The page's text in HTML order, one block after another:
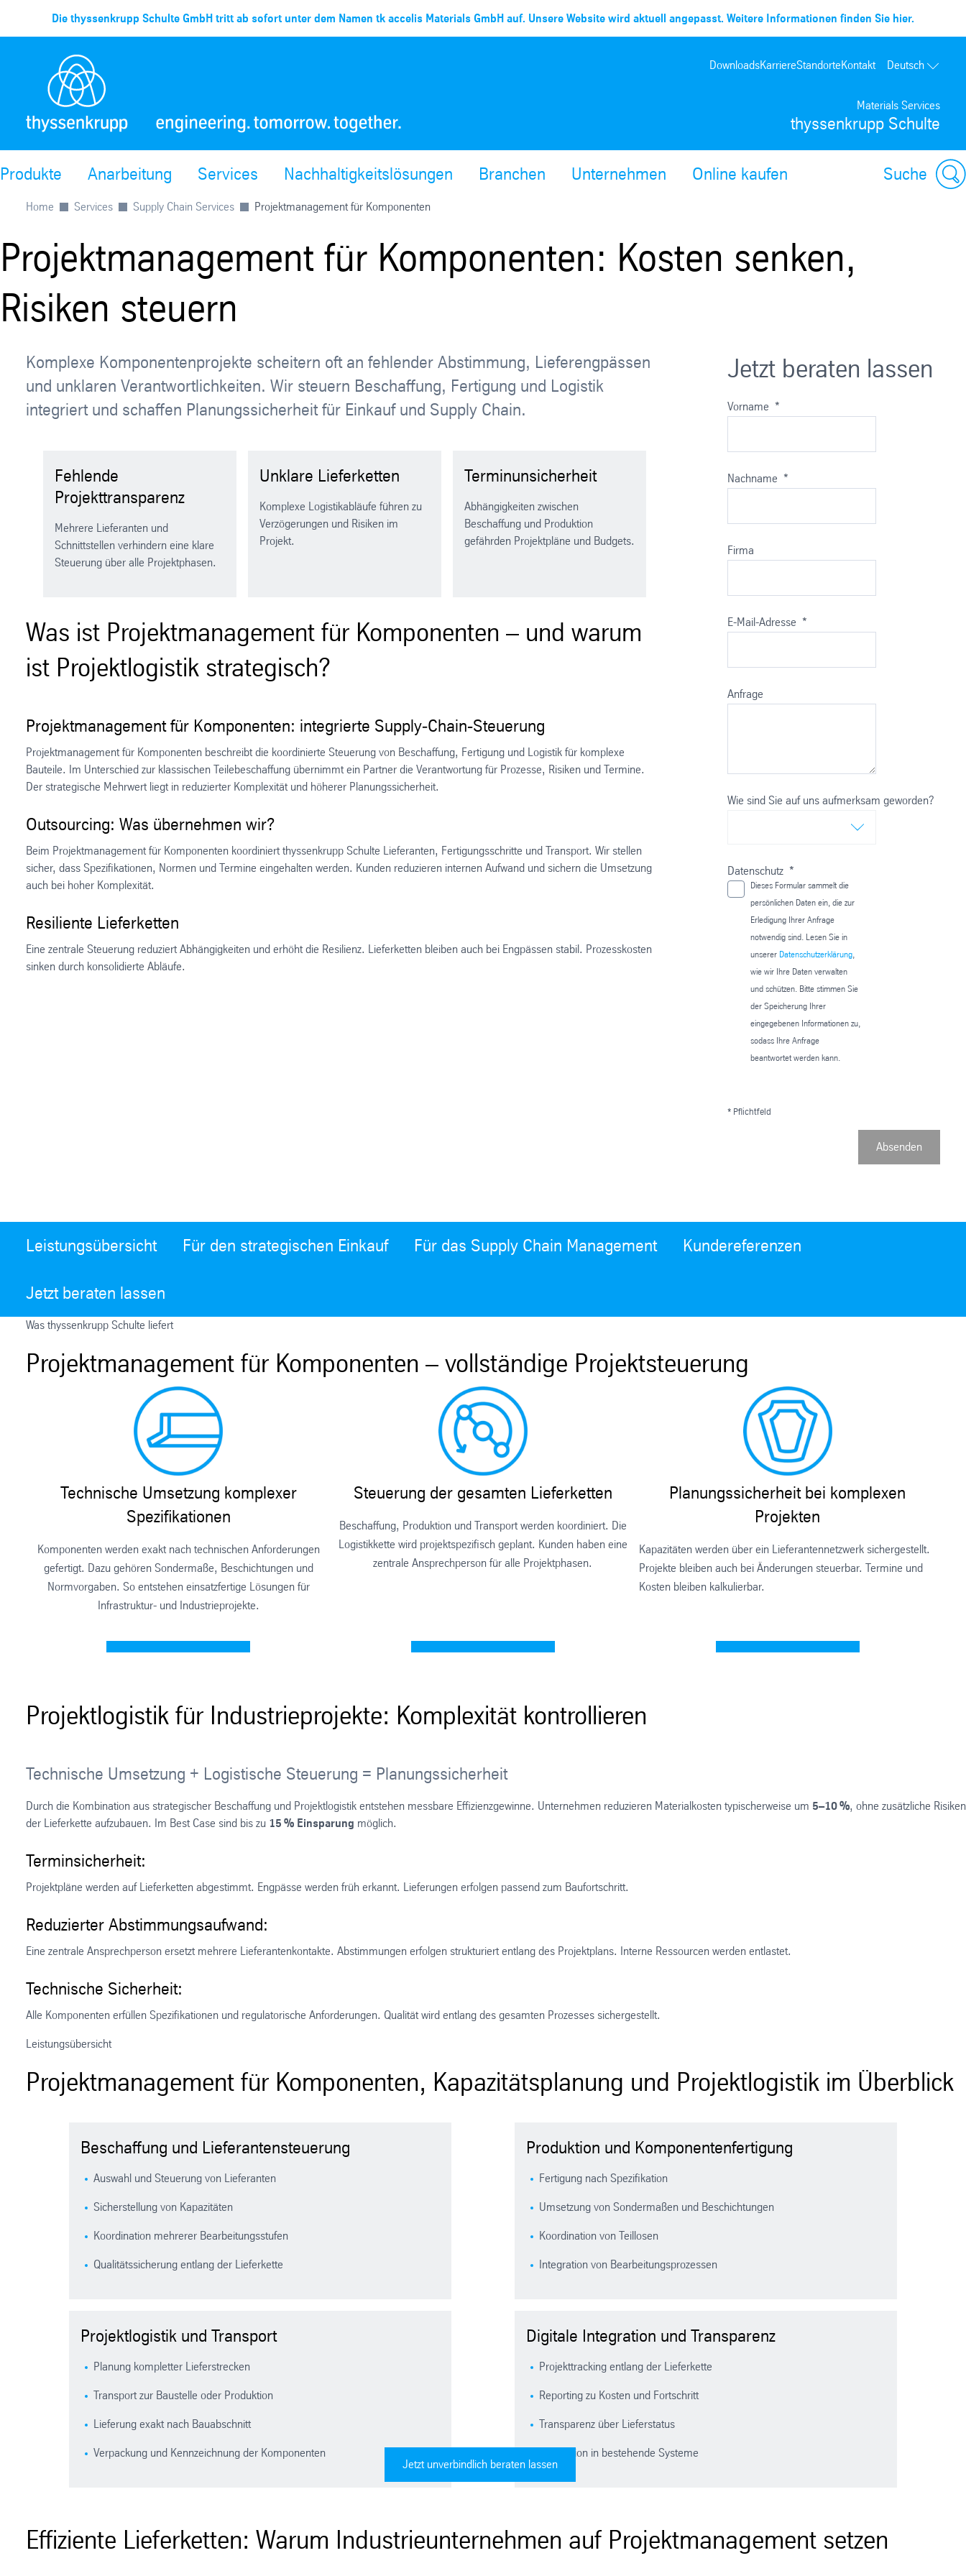
Die thyssenkrupp Schulte GmbH tritt ab sofort unter dem Namen tk accelis Materials GmbH auf. Unsere Website wird aktuell angepasst. Weitere Informationen finden Sie hier.
Materials Services
thyssenkrupp Schulte
DownloadsKarriereStandorteKontakt Deutsch
Produkte Anarbeitung Services Nachhaltigkeitslösungen Branchen Unternehmen Online kaufen Suche
Home Services Supply Chain Services Projektmanagement für Komponenten
Projektmanagement für Komponenten: Kosten senken,
Risiken steuern
Komplexe Komponentenprojekte scheitern oft an fehlender Abstimmung, Lieferengpässen
und unklaren Verantwortlichkeiten. Wir steuern Beschaffung, Fertigung und Logistik
integriert und schaffen Planungssicherheit für Einkauf und Supply Chain.
Fehlende
Projekttransparenz
Mehrere Lieferanten und
Schnittstellen verhindern eine klare
Steuerung über alle Projektphasen.
Unklare Lieferketten
Komplexe Logistikabläufe führen zu
Verzögerungen und Risiken im
Projekt.
Terminunsicherheit
Abhängigkeiten zwischen
Beschaffung und Produktion
gefährden Projektpläne und Budgets.
Was ist Projektmanagement für Komponenten – und warum
ist Projektlogistik strategisch?
Projektmanagement für Komponenten: integrierte Supply‑Chain-Steuerung
Projektmanagement für Komponenten beschreibt die koordinierte Steuerung von Beschaffung, Fertigung und Logistik für komplexe
Bauteile. Im Unterschied zur klassischen Teilebeschaffung übernimmt ein Partner die Verantwortung für Prozesse, Risiken und Termine.
Der strategische Mehrwert liegt in reduzierter Komplexität und höherer Planungssicherheit.
Outsourcing: Was übernehmen wir?
Beim Projektmanagement für Komponenten koordiniert thyssenkrupp Schulte Lieferanten, Fertigungsschritte und Transport. Wir stellen
sicher, dass Spezifikationen, Normen und Termine eingehalten werden. Kunden reduzieren internen Aufwand und sichern die Umsetzung
auch bei hoher Komplexität.
Resiliente Lieferketten
Eine zentrale Steuerung reduziert Abhängigkeiten und erhöht die Resilienz. Lieferketten bleiben auch bei Engpässen stabil. Prozesskosten
sinken durch konsolidierte Abläufe.
Jetzt beraten lassen
Vorname *
Nachname *
Firma
E-Mail-Adresse *
Anfrage
Wie sind Sie auf uns aufmerksam geworden?
Datenschutz *
Dieses Formular sammelt die
persönlichen Daten ein, die zur
Erledigung Ihrer Anfrage
notwendig sind. Lesen Sie in
unserer Datenschutzerklärung,
wie wir Ihre Daten verwalten
und schützen. Bitte stimmen Sie
der Speicherung Ihrer
eingegebenen Informationen zu,
sodass Ihre Anfrage
beantwortet werden kann.
* Pflichtfeld
Absenden
Leistungsübersicht Für den strategischen Einkauf Für das Supply Chain Management Kundereferenzen
Jetzt beraten lassen
Was thyssenkrupp Schulte liefert
Projektmanagement für Komponenten – vollständige Projektsteuerung
Technische Umsetzung komplexer
Spezifikationen
Komponenten werden exakt nach technischen Anforderungen
gefertigt. Dazu gehören Sondermaße, Beschichtungen und
Normvorgaben. So entstehen einsatzfertige Lösungen für
Infrastruktur- und Industrieprojekte.
Steuerung der gesamten Lieferketten
Beschaffung, Produktion und Transport werden koordiniert. Die
Logistikkette wird projektspezifisch geplant. Kunden haben eine
zentrale Ansprechperson für alle Projektphasen.
Planungssicherheit bei komplexen
Projekten
Kapazitäten werden über ein Lieferantennetzwerk sichergestellt.
Projekte bleiben auch bei Änderungen steuerbar. Termine und
Kosten bleiben kalkulierbar.
Projektlogistik für Industrieprojekte: Komplexität kontrollieren
Technische Umsetzung + Logistische Steuerung = Planungssicherheit
Durch die Kombination aus strategischer Beschaffung und Projektlogistik entstehen messbare Effizienzgewinne. Unternehmen reduzieren Materialkosten typischerweise um 5–10 %, ohne zusätzliche
der Lieferkette aufzubauen. Im Best Case sind bis zu 15 % Einsparung möglich.
Terminsicherheit:
Projektpläne werden auf Lieferketten abgestimmt. Engpässe werden früh erkannt. Lieferungen erfolgen passend zum Baufortschritt.
Reduzierter Abstimmungsaufwand:
Eine zentrale Ansprechperson ersetzt mehrere Lieferantenkontakte. Abstimmungen erfolgen strukturiert entlang des Projektplans. Interne Ressourcen werden entlastet.
Technische Sicherheit:
Alle Komponenten erfüllen Spezifikationen und regulatorische Anforderungen. Qualität wird entlang des gesamten Prozesses sichergestellt.
Leistungsübersicht
Projektmanagement für Komponenten, Kapazitätsplanung und Projektlogistik im Überblick
Beschaffung und Lieferantensteuerung
Auswahl und Steuerung von Lieferanten
Sicherstellung von Kapazitäten
Koordination mehrerer Bearbeitungsstufen
Qualitätssicherung entlang der Lieferkette
Produktion und Komponentenfertigung
Fertigung nach Spezifikation
Umsetzung von Sondermaßen und Beschichtungen
Koordination von Teillosen
Integration von Bearbeitungsprozessen
Projektlogistik und Transport
Planung kompletter Lieferstrecken
Transport zur Baustelle oder Produktion
Lieferung exakt nach Bauabschnitt
Verpackung und Kennzeichnung der Komponenten
Digitale Integration und Transparenz
Projekttracking entlang der Lieferkette
Reporting zu Kosten und Fortschritt
Transparenz über Lieferstatus
Integration in bestehende Systeme
Jetzt unverbindlich beraten lassen
Effiziente Lieferketten: Warum Industrieunternehmen auf Projektmanagement setzen